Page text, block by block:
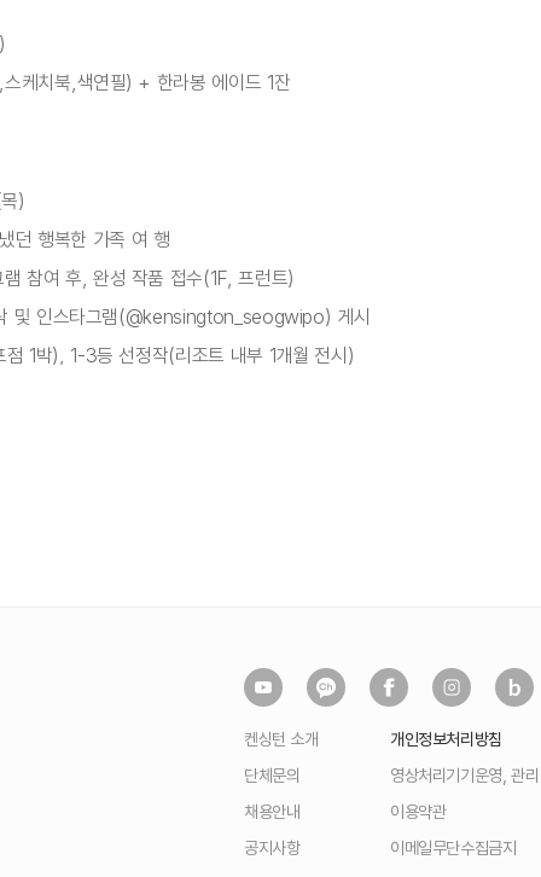
케치북,색연필) + 한라봉 에이드 1잔
)
던 행복한 가족 여 행
참여 후, 완성 작품 접수(1F, 프런트)
및 인스타그램(@kensington_seogwipo) 게시
1박), 1-3등 선정작(리조트 내부 1개월 전시)
켄싱턴 소개
단체문의
채용안내
공지사항
개인정보처리방침
영상처리기기운영, 관
이용약관
이메일무단수집금지